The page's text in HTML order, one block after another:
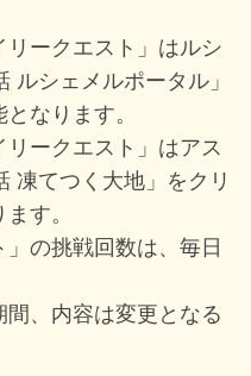
ークエスト」はルシ
ルシェメルポータル」
なります。
ークエスト」はアス
凍てつく大地」をクリ
す。
の挑戦回数は、毎日
、内容は変更となる